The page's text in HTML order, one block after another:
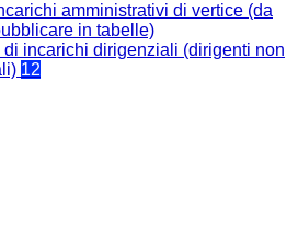
amministrativi di vertice (da
in tabelle)
di incarichi dirigenziali (dirigenti non
12